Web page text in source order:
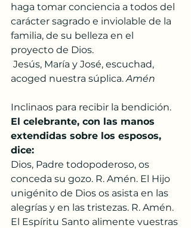
haga tomar conciencia a todos del
carácter sagrado e inviolable de la
familia, de su belleza en el
proyecto de Dios.
acoged nuestra súplica. Amén
Inclinaos para recibir la bendición.
El celebrante, con las manos
extendidas sobre los esposos,
dice:
Dios, Padre todopoderoso, os
conceda su gozo. R. Amén. El Hijo
unigénito de Dios os asista en las
alegrías y en las tristezas. R. Amén.
El Espíritu Santo alimente vuestras